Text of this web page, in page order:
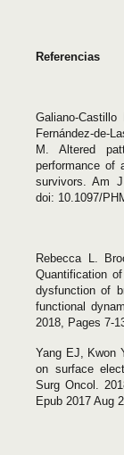
Referencias
Galiano-Castillo
Fernández-de-
M. Altered
performance of
survivors. Am J
doi: 10.1097/
Rebecca L.
Quantification
dysfunction of
functional
2018, Pages 7-
Yang EJ, Kwon
on surface
Surg Oncol.
Epub 2017 Aug